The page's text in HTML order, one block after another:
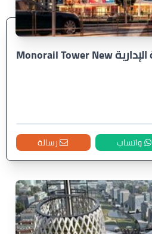
مونوريل تاور العاصمة الإدارية Monorail Tower New
واتساب رسالة